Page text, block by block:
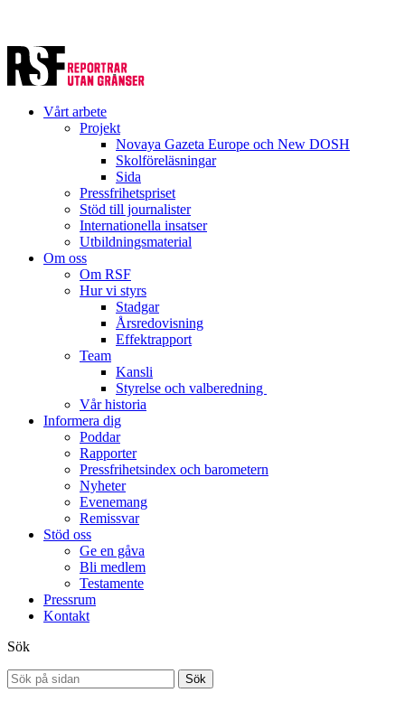
Vårt arbete
Projekt
Novaya Gazeta Europe och New DOSH
Skolföreläsningar
Sida
Pressfrihetspriset
Stöd till journalister
Internationella insatser
Utbildningsmaterial
Om oss
Om RSF
Hur vi styrs
Stadgar
Årsredovisning
Effektrapport
Team
Kansli
Styrelse och valberedning
Vår historia
Informera dig
Poddar
Rapporter
Pressfrihetsindex och barometern
Nyheter
Evenemang
Remissvar
Stöd oss
Ge en gåva
Bli medlem
Testamente
Pressrum
Kontakt
Sök
Sök